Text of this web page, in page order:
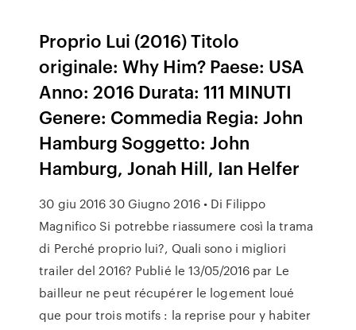
Proprio Lui (2016) Titolo
originale: Why Him? Paese: USA
Anno: 2016 Durata: 111 MINUTI
Genere: Commedia Regia: John
Hamburg Soggetto: John
Hamburg, Jonah Hill, Ian Helfer
30 giu 2016 30 Giugno 2016 • Di Filippo
Magnifico Si potrebbe riassumere così la trama
di Perché proprio lui?, Quali sono i migliori
trailer del 2016? Publié le 13/05/2016 par Le
bailleur ne peut récupérer le logement loué
que pour trois motifs : la reprise pour y habiter